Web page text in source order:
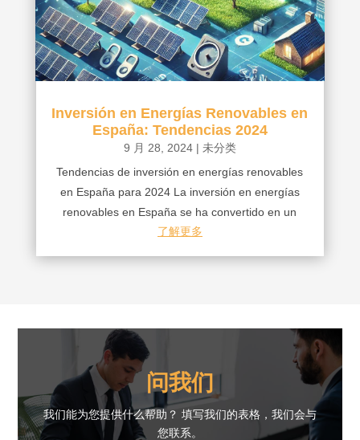
Inversión en Energías Renovables en
España: Tendencias 2024
9 月 28, 2024| 未分类
Tendencias de inversión en energías renovables
en España para 2024 La inversión en energías
renovables en España se ha convertido en un
pilar estratégico para los inversores. Este sector,
了解更多
问我们
我们能为您提供什么帮助？ 填写我们的表格，我们会与
您联系。